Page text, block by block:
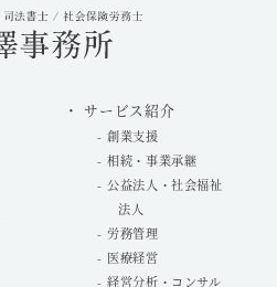
サービス紹介
創業支援
相続・事業承継
公益法人・社会福祉
法人
労務管理
医療経営
経営分析・コンサル